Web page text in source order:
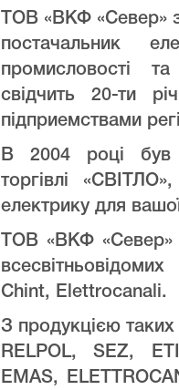
ТОВ «ВКФ «Север»
постачальник
промисловості
свідчить 20-ти
підприемствами
В 2004 році був
торгівлі
електрику для
ТОВ «ВКФ «Север»
Chint, Elettrocanali.
З продукцією
RELPOL, SEZ,
EMAS,